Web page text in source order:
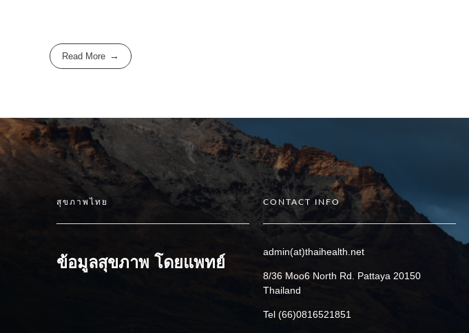
Read More
สุขภาพไทย
ข้อมูลสุขภาพ โดยแพทย์
CONTACT INFO
admin(at)thaihealth.net
8/36 Moo6 North Rd. Pattaya 20150
Thailand
Tel (66)0816521851